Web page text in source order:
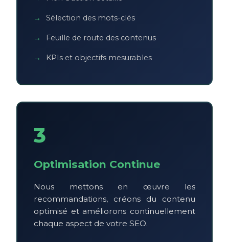
Sélection des mots-clés
Feuille de route des contenus
KPIs et objectifs mesurables
3
Optimisation Continue
Nous mettons en œuvre les
recommandations, créons du contenu
optimisé et améliorons continuellement
chaque aspect de votre SEO.